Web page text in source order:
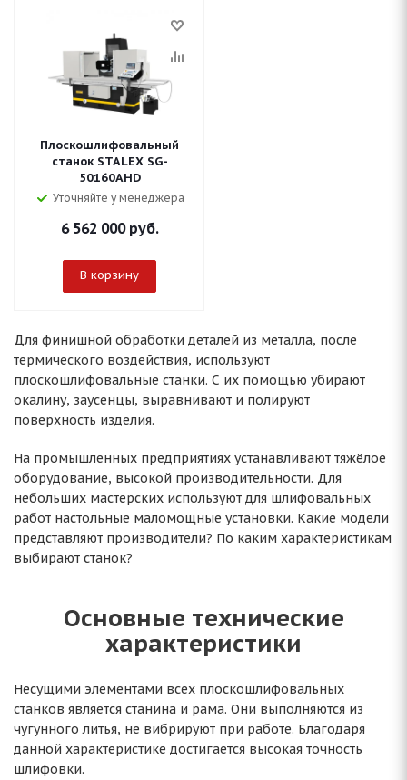
Плоскошлифовальный
станок STALEX SG-
50160AHD
Уточняйте у менеджера
6 562 000руб.
В корзину
Для финишной обработки деталей из металла, после
термического воздействия, используют
плоскошлифовальные станки. С их помощью убирают
окалину, заусенцы, выравнивают и полируют
поверхность изделия.
На промышленных предприятиях устанавливают тяжёлое
оборудование, высокой производительности. Для
небольших мастерских используют для шлифовальных
работ настольные маломощные установки. Какие модели
представляют производители? По каким характеристикам
выбирают станок?
Основные технические
характеристики
Несущими элементами всех плоскошлифовальных
станков является станина и рама. Они выполняются из
чугунного литья, не вибрируют при работе. Благодаря
данной характеристике достигается высокая точность
шлифовки.